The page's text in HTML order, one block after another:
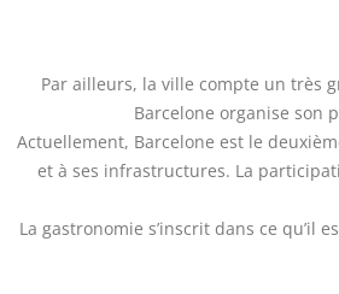
Par ailleurs, la ville compte un très
Barcelone organise son
Actuellement, Barcelone est le
et à ses infrastructures. La
La gastronomie s’inscrit dans ce qu’il